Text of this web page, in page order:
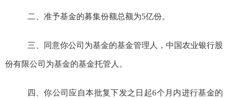
二、准予基金的募集份额总额为5亿份。
三、同意你公司为基金的基金管理人，中国农业银行股
份有限公司 为基金的基金托管人。
四、你公司应自本批复下发之日起6个月内进行基金的